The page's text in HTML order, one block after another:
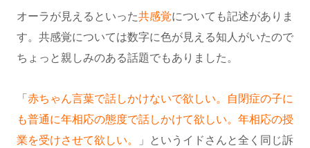
オーラが見えるといった共感覚についても記述がありま
す。共感覚については数字に色が見える知人がいたので
ちょっと親しみのある話題でもありました。
「 赤ちゃん言葉で話しかけないで欲しい。自閉症の子に
も普通に年相応の態度で話しかけて欲しい。年相応の授
業を受けさせて欲しい。
」というイドさんと全く同じ訴